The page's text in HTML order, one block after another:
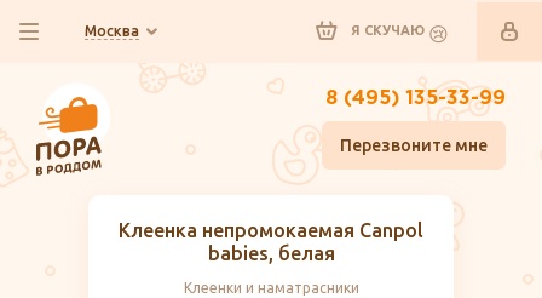
Москва Я СКУЧАЮ
8 (495) 135-33-99
Перезвоните мне
Клеенка непромокаемая Canpol
babies, белая
Клеенки и наматрасники